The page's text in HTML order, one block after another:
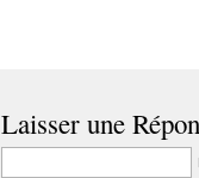
Laisser une